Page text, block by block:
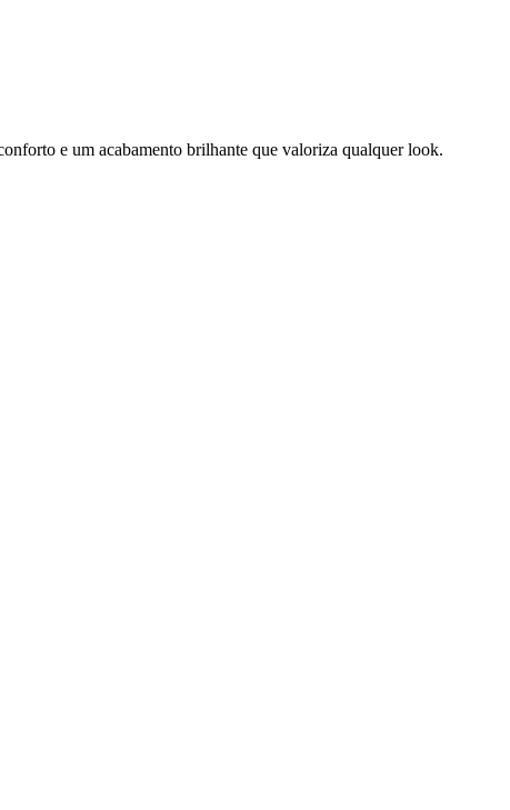
e um acabamento brilhante que valoriza qualquer look.